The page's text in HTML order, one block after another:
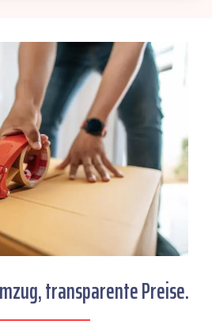
transparente Preise.